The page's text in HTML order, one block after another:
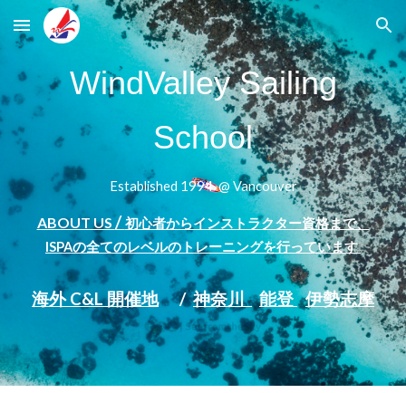
Skip to main content Skip to navigation
WindValley Sailing
School
Established 1994 @ Vancouver
ABOUT US/初心者からインストラクター資格まで、
ISPAの全てのレベルのトレーニングを行っています
海外 C&L 開催地 /神奈川 能登 伊勢志摩